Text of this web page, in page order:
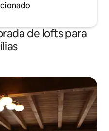
de lofts para